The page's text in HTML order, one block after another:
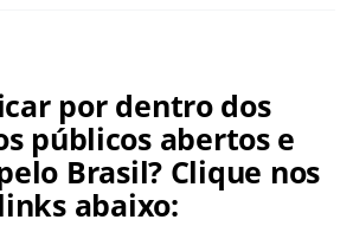
por dentro dos
públicos abertos e
Brasil? Clique nos
abaixo: